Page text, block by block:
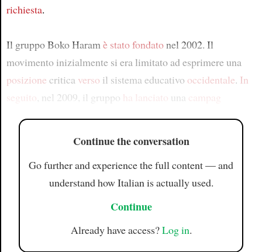
richiesta.
Il gruppo Boko Haramè stato fondatonel 2002. Il
movimento inizialmente si era limitato ad esprimere una
posizione critica verso il sistema educativo occidentale. In
seguito , nel 2009, il gruppo ha lanciato una campag
Continue the conversation
Go further and experience the full content — and
understand how Italian is actually used.
Continue
Already have access?Log in.